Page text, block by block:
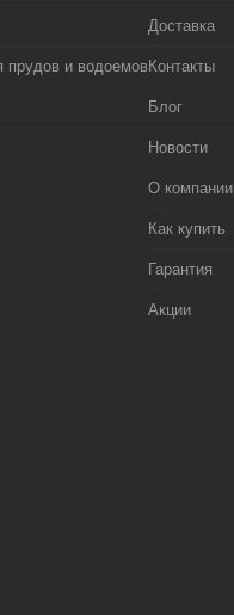
прудов и водоемов
Доставка
Контакты
Блог
Новости
О компании
Как купить
Гарантия
Акции